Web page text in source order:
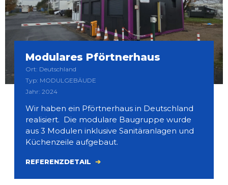
Modulares Pförtnerhaus
Ort: Deutschland
Typ: MODULGEBÄUDE
Jahr: 2024
Wir haben ein Pförtnerhaus in Deutschland
realisiert. Die modulare Baugruppe wurde
aus 3 Modulen inklusive Sanitäranlagen und
Küchenzeile aufgebaut.
REFERENZDETAIL